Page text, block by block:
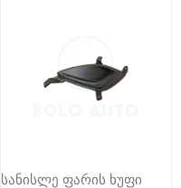
სანისლე ფარის ხუფი